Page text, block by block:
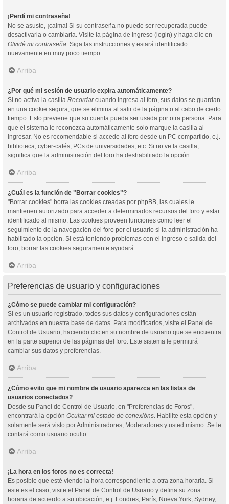
¡Perdí mi contraseña!
No se asuste, ¡calma! Si su contraseña no puede ser recuperada puede
desactivarla o cambiarla. Visite la página de ingreso (login) y haga clic en
Olvidé mi contraseña . Siga las instrucciones y estará identificado
nuevamente en muy poco tiempo.
Arriba
¿Por qué mi sesión de usuario expira automáticamente?
Si no activa la casilla Recordarcuando ingresa al foro, sus datos se guardan
en una cookie segura, que se elimina al salir de la página o al cabo de cierto
tiempo. Esto previene que su cuenta pueda ser usada por otra persona. Para
que el sistema le reconozca automáticamente solo marque la casilla al
ingresar. No es recomendable si accede al foro desde un PC compartido, e.j.
biblioteca, cyber-cafés, PCs de universidades, etc. Si no ve la casilla,
significa que la administración del foro ha deshabilitado la opción.
Arriba
¿Cuál es la función de "Borrar cookies"?
"Borrar cookies" borra las cookies creadas por phpBB, las cuales le
mantienen autorizado para acceder a determinados recursos del foro y estar
identificado al mismo. Las cookies proveen funciones como leer el
seguimiento de la navegación del foro por el usuario si la administración ha
habilitado la opción. Si está teniendo problemas con el ingreso o salida del
foro, borrar las cookies seguramente ayudará.
Arriba
Preferencias de usuario y configuraciones
¿Cómo se puede cambiar mi configuración?
Si es un usuario registrado, todos sus datos y configuraciones están
archivados en nuestra base de datos. Para modificarlos, visite el Panel de
Control de Usuario; haciendo clic en su nombre de usuario que se encuentra
en la parte superior de las páginas del foro. Este sistema le permitirá
cambiar sus datos y preferencias.
Arriba
¿Cómo evito que mi nombre de usuario aparezca en las listas de
usuarios conectados?
Desde su Panel de Control de Usuario, en "Preferencias de Foros",
encontrará la opción Ocultar mi estado de conexións . Habilite esta opción y
solamente será visto por Administradores, Moderadores y usted mismo. Se le
contará como usuario oculto.
Arriba
¡La hora en los foros no es correcta!
Es posible que esté viendo la hora correspondiente a otra zona horaria. Si
este es el caso, visite el Panel de Control de Usuario y defina su zona
horaria de acuerdo a su ubicación, e.j. Londres, París, Nueva York, Sydney,